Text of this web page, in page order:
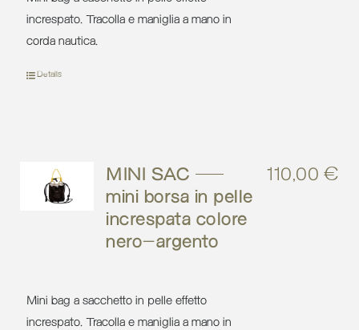
increspato. Tracolla e maniglia a mano in
corda nautica.
Details
MINI SAC –
mini borsa in pelle
increspata colore
nero-argento
110,00€
Mini bag a sacchetto in pelle effetto
increspato. Tracolla e maniglia a mano in